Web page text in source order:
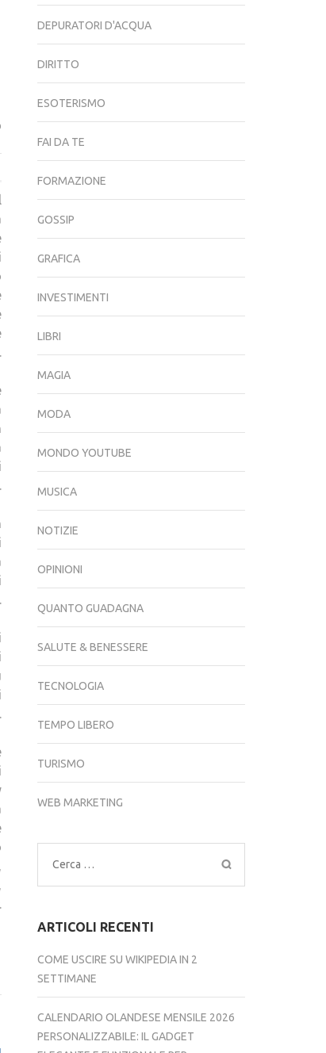
COLDPLAY,
BIGLIETTI
INTROVABILI:
SCATTA
L’INDAGINE
DELL’ANTITRUST
DEPURATORI D'ACQUA
DIRITTO
ESOTERISMO
FAI DA TE
FORMAZIONE
GOSSIP
GRAFICA
INVESTIMENTI
LIBRI
MAGIA
MODA
MONDO YOUTUBE
MUSICA
NOTIZIE
OPINIONI
QUANTO GUADAGNA
SALUTE & BENESSERE
TECNOLOGIA
TEMPO LIBERO
TURISMO
WEB MARKETING
Ricerca
per:
ARTICOLI RECENTI
COME USCIRE SU WIKIPEDIA IN 2
SETTIMANE
CALENDARIO OLANDESE MENSILE 2026
PERSONALIZZABILE: IL GADGET